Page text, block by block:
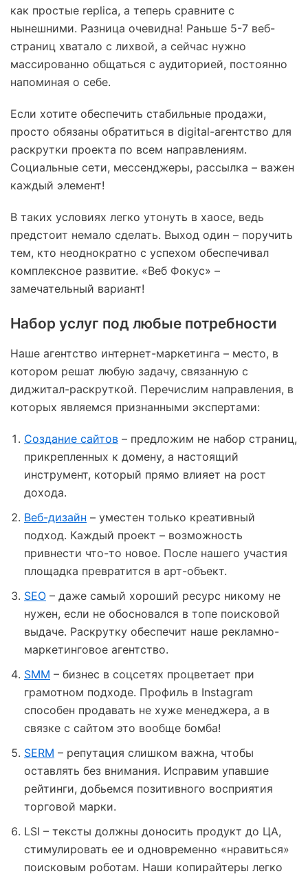
как простые replica, а теперь сравните с
нынешними. Разница очевидна! Раньше 5-7 веб-
страниц хватало с лихвой, а сейчас нужно
массированно общаться с аудиторией, постоянно
напоминая о себе.
Если хотите обеспечить стабильные продажи,
просто обязаны обратиться в digital-агентство для
раскрутки проекта по всем направлениям.
Социальные сети, мессенджеры, рассылка – важен
каждый элемент!
В таких условиях легко утонуть в хаосе, ведь
предстоит немало сделать. Выход один – поручить
тем, кто неоднократно с успехом обеспечивал
комплексное развитие. «Веб Фокус» –
замечательный вариант!
Набор услуг под любые потребности
Наше агентство интернет-маркетинга – место, в
котором решат любую задачу, связанную с
диджитал-раскруткой. Перечислим направления, в
которых являемся признанными экспертами:
Создание сайтов – предложим не набор страниц,
прикрепленных к домену, а настоящий
инструмент, который прямо влияет на рост
дохода.
Веб-дизайн – уместен только креативный
подход. Каждый проект – возможность
привнести что-то новое. После нашего участия
площадка превратится в арт-объект.
SEO – даже самый хороший ресурс никому не
нужен, если не обосновался в топе поисковой
выдаче. Раскрутку обеспечит наше рекламно-
маркетинговое агентство.
SMM – бизнес в соцсетях процветает при
грамотном подходе. Профиль в Instagram
способен продавать не хуже менеджера, а в
связке с сайтом это вообще бомба!
SERM – репутация слишком важна, чтобы
оставлять без внимания. Исправим упавшие
рейтинги, добьемся позитивного восприятия
торговой марки.
LSI – тексты должны доносить продукт до ЦА,
стимулировать ее и одновременно «нравиться»
поисковым роботам. Наши копирайтеры легко